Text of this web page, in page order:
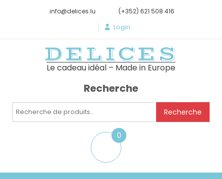
info@delices.lu (+352) 621 508 416
Login
DELICES
Le cadeau idéal – Made in Europe
Recherche
Recherche
Recherche
0
item